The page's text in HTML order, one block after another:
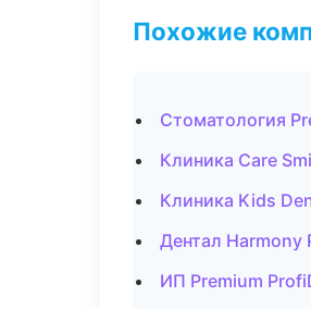
Похожие
Стоматология
Клиника Care
Клиника Kids
Дентал
ИП Premium